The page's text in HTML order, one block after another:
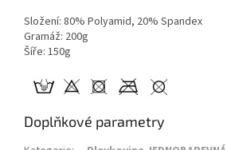
Složení: 80% Polyamid, 20% Spandex
Gramáž: 200g
Šíře: 150g
Doplňkové parametry